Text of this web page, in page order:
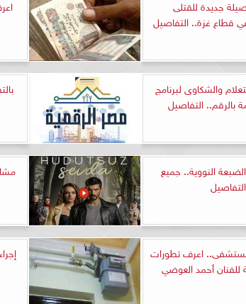
جديدة للقتلى
قطاع غزة.. التفاصيل
والشكاوى لبرنامج
بالرقم.. التفاصيل
النووية.. جميع
التفاصيل
اعرف تطورات
للفنان أحمد العوضي